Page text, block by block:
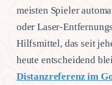
meisten Spieler
oder Laser-
Hilfsmittel, das seit
heute entscheidend
Distanzreferenz im